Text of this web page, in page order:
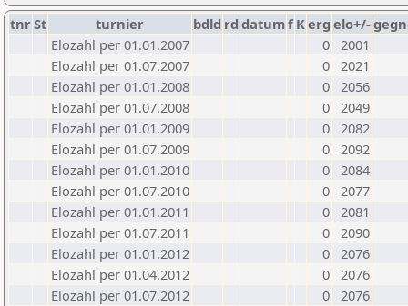
tnrSt turnier bdld rd datumf Kerg elo+/-
Elozahl per 01.01.2007
0 2001
Elozahl per 01.07.2007
0 2021
Elozahl per 01.01.2008
0 2056
Elozahl per 01.07.2008
0 2049
Elozahl per 01.01.2009
0 2082
Elozahl per 01.07.2009
0 2092
Elozahl per 01.01.2010
0 2084
Elozahl per 01.07.2010
0 2077
Elozahl per 01.01.2011
0 2081
Elozahl per 01.07.2011
0 2090
Elozahl per 01.01.2012
0 2076
Elozahl per 01.04.2012
0 2076
Elozahl per 01.07.2012
0 2076